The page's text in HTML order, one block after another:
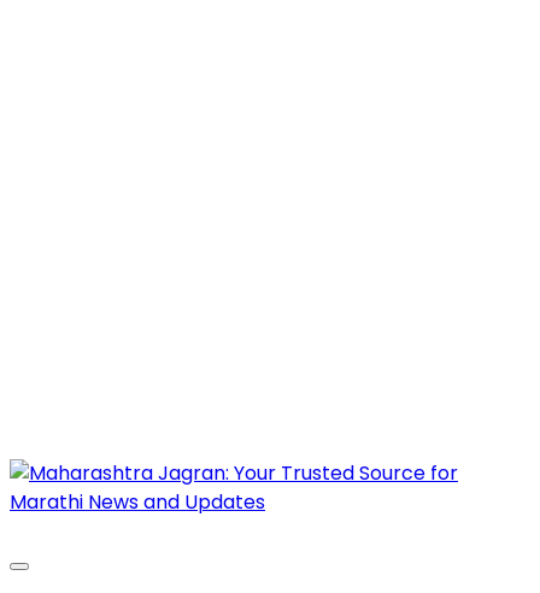
Maharashtra Jagran : Your Trusted Companion